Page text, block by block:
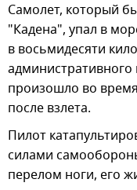
Самолет, который
"Кадена", упал в
в восьмидесяти
произошло во
после взлета.
Пилот
силами
перелом ноги, его